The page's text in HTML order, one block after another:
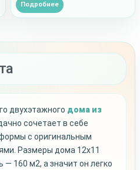
Подробнее
двухэтажного дома из
сочетает в себе
с оригинальным
Размеры дома 12х11
160 м2, а значит он легко